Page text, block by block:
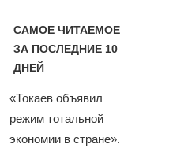
САМОЕ ЧИТАЕМОЕ
ЗА ПОСЛЕДНИЕ 10
ДНЕЙ
«Токаев объявил
режим тотальной
экономии в стране».